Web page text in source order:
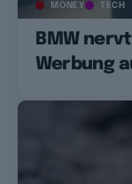
MONEY TECH
BMW
Werbung